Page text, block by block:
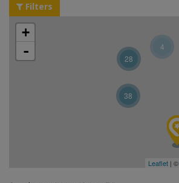
Filters
4
28
38
+
-
Leaflet | ©